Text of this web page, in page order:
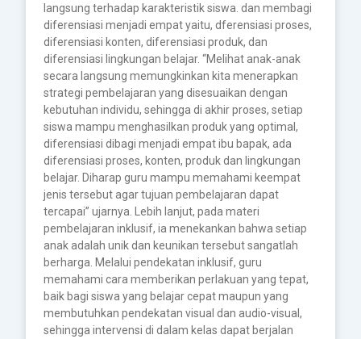
langsung terhadap karakteristik siswa. dan membagi
diferensiasi menjadi empat yaitu, dferensiasi proses,
diferensiasi konten, diferensiasi produk, dan
diferensiasi lingkungan belajar. “Melihat anak-anak
secara langsung memungkinkan kita menerapkan
strategi pembelajaran yang disesuaikan dengan
kebutuhan individu, sehingga di akhir proses, setiap
siswa mampu menghasilkan produk yang optimal,
diferensiasi dibagi menjadi empat ibu bapak, ada
diferensiasi proses, konten, produk dan lingkungan
belajar. Diharap guru mampu memahami keempat
jenis tersebut agar tujuan pembelajaran dapat
tercapai” ujarnya. Lebih lanjut, pada materi
pembelajaran inklusif, ia menekankan bahwa setiap
anak adalah unik dan keunikan tersebut sangatlah
berharga. Melalui pendekatan inklusif, guru
memahami cara memberikan perlakuan yang tepat,
baik bagi siswa yang belajar cepat maupun yang
membutuhkan pendekatan visual dan audio-visual,
sehingga intervensi di dalam kelas dapat berjalan